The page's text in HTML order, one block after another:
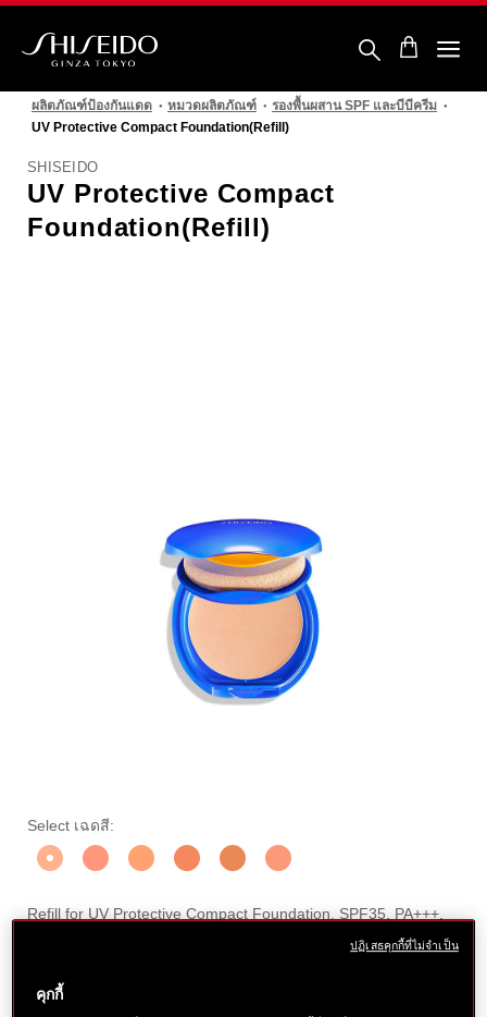
ข้าม
เซ
โด้ผลิตภัณฑ์ป้องกันแดด หมวดผลิตภัณฑ์
รองพื้นผสาน SPF และบีบีครีม
UV Protective Compact Foundation(Refill)
SHISEIDO
UV Protective Compact
Foundation(Refill)
ราย
ละเอียด
https://www.shiseido.co.th/th/shiseido-
uv-
protective-
10121284201.html
สินค้า
10121284201
แบบ
อื่น
Select เฉดสี:
Refill for UV Protective Compact Foundation. SPF35, PA+++,
and water resistant, with a matte finish. Protect and nurture
฿ 950
คุกกี้
ปฏิเสธคุกกี้ที่ไม่จำเป็น